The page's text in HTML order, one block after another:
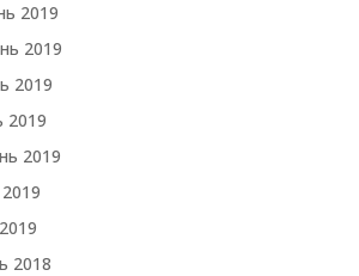
2019
2019
2019
2019
2019
2018